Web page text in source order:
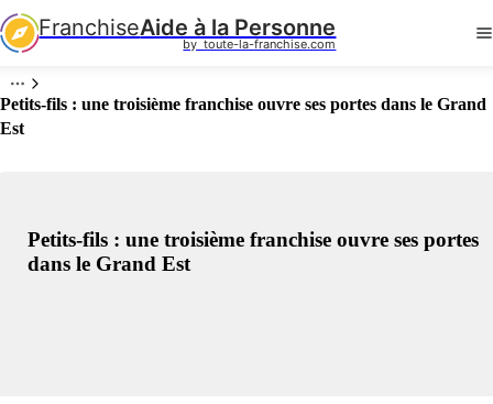
FranchiseAide à la Personne
by  toute-la-franchise.com
Petits-fils : une troisième franchise ouvre ses portes dans le Grand
Est
Petits-fils : une troisième franchise ouvre ses portes
dans le Grand Est